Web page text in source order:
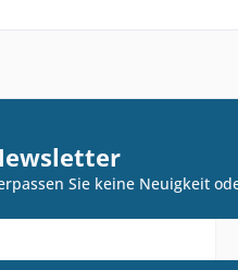
Sie keine Neuigkeit